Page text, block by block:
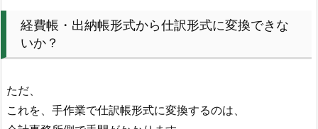
経費帳・出納帳形式から仕訳形式に変換できな
いか？
ただ、
これを、手作業で仕訳帳形式に変換するのは、